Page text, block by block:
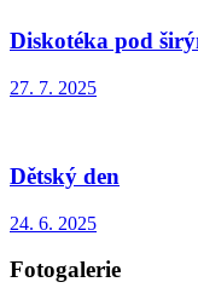
Diskotéka pod
27. 7. 2025
Dětský den
24. 6. 2025
Fotogalerie